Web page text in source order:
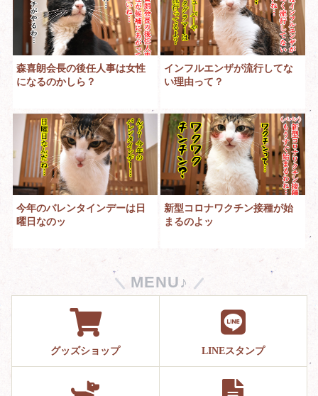
森喜朗会長の後任人事は女性
になるのかしら？
インフルエンザが流行してな
い理由って？
今年のバレンタインデーは日
曜日なのッ
新型コロナワクチン接種が始
まるのよッ
MENU♪
グッズショップ LINEスタンプ